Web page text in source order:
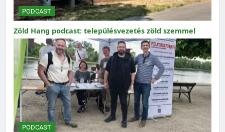
PODCAST
Zöld Hang podcast: településvezetés zöld szemmel
PODCAST